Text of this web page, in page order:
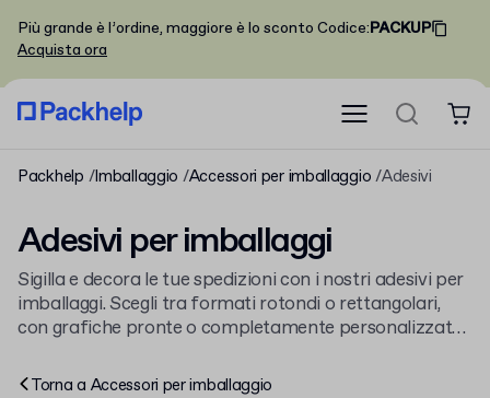
Più grande è l’ordine, maggiore è lo sconto Codice:PACKUP
Acquista ora
Packhelp Imballaggio Accessori per imballaggio Adesivi
Adesivi per imballaggi
Sigilla e decora le tue spedizioni con i nostri adesivi per
imballaggi. Scegli tra formati rotondi o rettangolari,
con grafiche pronte o completamente personalizzate
differenza e completano la nostra gamma di
Torna a Accessori per imballaggio